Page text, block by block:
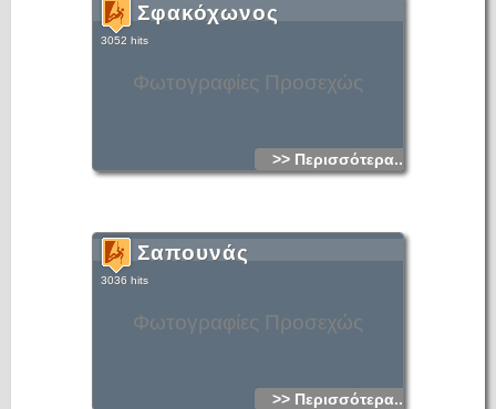
Φωτογραφίες Προσεχώς
Σφακόχωνος
3052 hits
>> Περισσότερα...
Φωτογραφίες Προσεχώς
Σαπουνάς
3036 hits
>> Περισσότερα...